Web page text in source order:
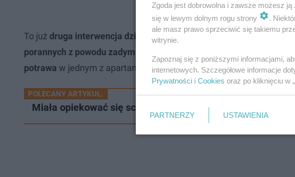
To już druga interwencja dzisiejszego dnia w najwyższym budynku
porannych z powodu zadymienia również włączył się alarm
potrawa w jednym z apartamentów.
POLECANY ARTYKUŁ:
Miała opiekować się schorowaną staruszką,
Zgoda jest dobrowolna i zawsze możesz
się w lewym dolnym rogu strony
.
ale masz prawo sprzeciwić się takiemu
witrynie.
Zapoznaj się z poniższymi informacjami,
internetowych. Szczegółowe informacje
Prywatności i Cookies oraz po kliknięciu w
PARTNERZY USTAWIENIA